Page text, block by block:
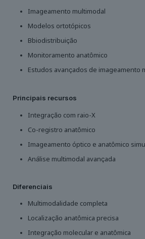
Imageamento multimodal
Modelos ortotópicos
Bbiodistribuição
Monitoramento anatômico
Estudos avançados de imageamento
Principais recursos
Integração com raio-X
Co-registro anatômico
Imageamento óptico e anatômico
Análise multimodal avançada
Diferenciais
Multimodalidade completa
Localização anatômica precisa
Integração molecular e anatômica